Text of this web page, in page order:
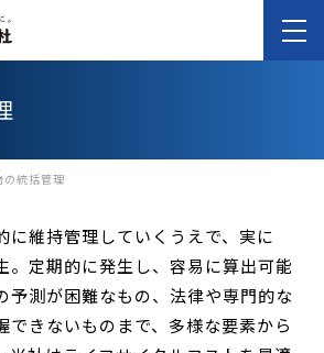
の統括管理
に維持管理していくうえで、実に
。定期的に発生し、容易に算出可能
予測が困難なもの、法律や専門的な
できないものまで、多様な要素から